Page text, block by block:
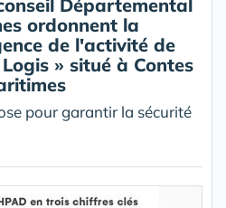
Départemental
ordonnent la
de l'activité de
» situé à Contes
pour garantir la sécurité